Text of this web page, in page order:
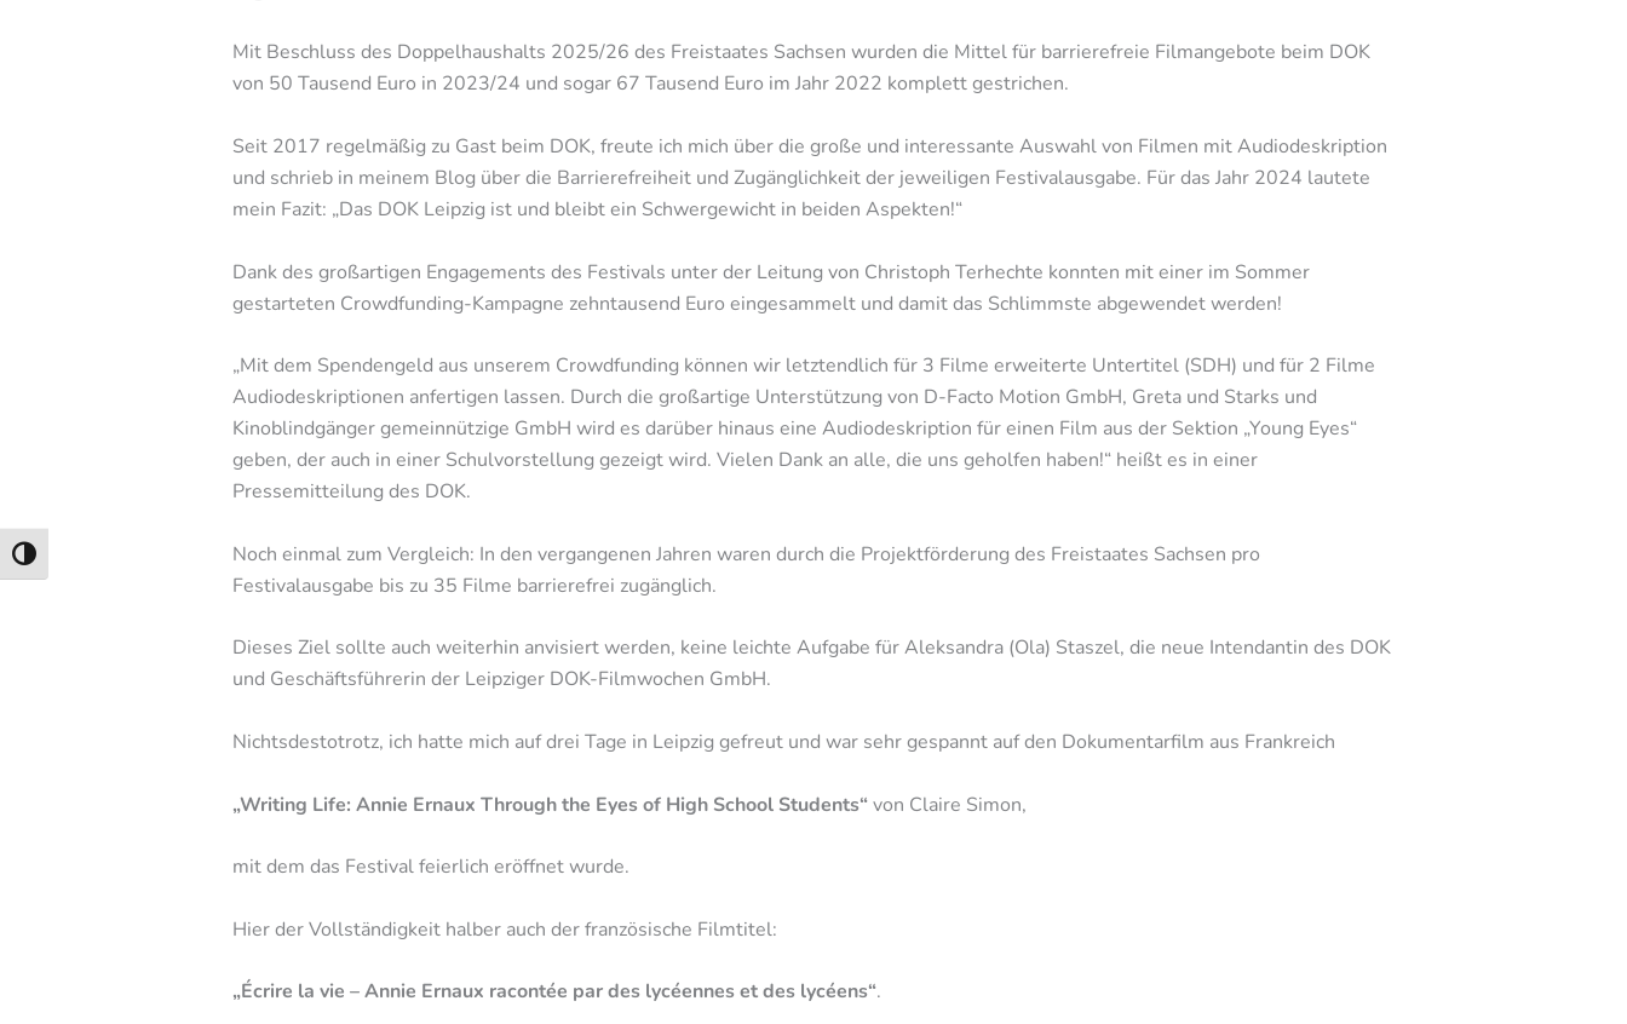
Umschalten auf hohe Kontraste
Mit Beschluss des Doppelhaushalts 2025/26 des Freistaates Sachsen wurden die Mittel für barrierefreie Filmangebote beim DOK
von 50 Tausend Euro in 2023/24 und sogar 67 Tausend Euro im Jahr 2022 komplett gestrichen.
Seit 2017 regelmäßig zu Gast beim DOK, freute ich mich über die große und interessante Auswahl von Filmen mit Audiodeskription
und schrieb in meinem Blog über die Barrierefreiheit und Zugänglichkeit der jeweiligen Festivalausgabe. Für das Jahr 2024 lautete
mein Fazit: „Das DOK Leipzig ist und bleibt ein Schwergewicht in beiden Aspekten!“
Dank des großartigen Engagements des Festivals unter der Leitung von Christoph Terhechte konnten mit einer im Sommer
gestarteten Crowdfunding-Kampagne zehntausend Euro eingesammelt und damit das Schlimmste abgewendet werden!
„Mit dem Spendengeld aus unserem Crowdfunding können wir letztendlich für 3 Filme erweiterte Untertitel (SDH) und für 2 Filme
Audiodeskriptionen anfertigen lassen. Durch die großartige Unterstützung von D-Facto Motion GmbH, Greta und Starks und
Kinoblindgänger gemeinnützige GmbH wird es darüber hinaus eine Audiodeskription für einen Film aus der Sektion „Young Eyes“
geben, der auch in einer Schulvorstellung gezeigt wird. Vielen Dank an alle, die uns geholfen haben!“ heißt es in einer
Pressemitteilung des DOK.
Noch einmal zum Vergleich: In den vergangenen Jahren waren durch die Projektförderung des Freistaates Sachsen pro
Festivalausgabe bis zu 35 Filme barrierefrei zugänglich.
Dieses Ziel sollte auch weiterhin anvisiert werden, keine leichte Aufgabe für Aleksandra (Ola) Staszel, die neue Intendantin des DOK
und Geschäftsführerin der Leipziger DOK-Filmwochen GmbH.
Nichtsdestotrotz, ich hatte mich auf drei Tage in Leipzig gefreut und war sehr gespannt auf den Dokumentarfilm aus Frankreich
„Writing Life: Annie Ernaux Through the Eyes of High School Students“von Claire Simon,
mit dem das Festival feierlich eröffnet wurde.
Hier der Vollständigkeit halber auch der französische Filmtitel:
„Écrire la vie – Annie Ernaux racontée par des lycéennes et des lycéens“.